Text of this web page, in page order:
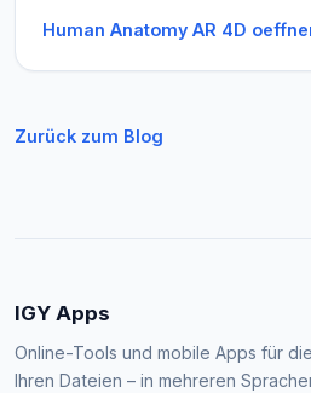
Human Anatomy AR 4D
Zurück zum Blog
IGY Apps
Online-Tools und mobile Apps für
Ihren Dateien – in mehreren